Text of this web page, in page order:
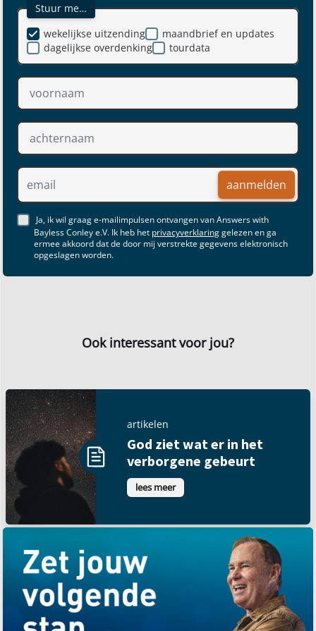
Stuur me…
maandbrief en updates
dagelijkse overdenking
wekelijkse uitzending
tourdata
aanmelden
Ja, ik wil graag e-mailimpulsen ontvangen van Answers with
Bayless Conley e.V. Ik heb het privacyverklaringgelezen en ga
ermee akkoord dat de door mij verstrekte gegevens elektronisch
opgeslagen worden.
Ook interessant voor jou?
artikelen
God ziet wat er in het
verborgene gebeurt
lees meer